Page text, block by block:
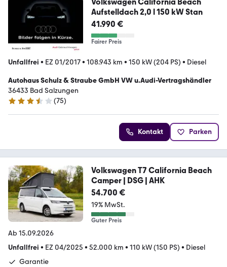
Volkswagen California Beach
Aufstelldach 2,0 l 150 kW Stan
41.990 €
Fairer Preis
Unfallfrei • EZ 01/2017• 108.943 km • 150 kW (204 PS) • Diesel
Autohaus Schulz & Straube GmbH VW u.Audi-Vertragshändler
36433 Bad Salzungen
3.6 Sterne
(75)
Kontakt Parken
Volkswagen T7 California Beach
Camper | DSG | AHK
54.700 €
19% MwSt.
Guter Preis
Ab 15.09.2026
Unfallfrei • EZ 04/2025 • 52.000 km • 110 kW (150 PS) • Diesel
Garantie